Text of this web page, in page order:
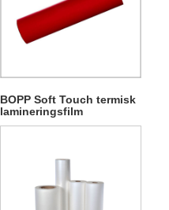
BOPP Soft Touch termisk
lamineringsfilm